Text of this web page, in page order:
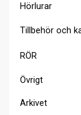
Hörlurar
Tillbehör och
RÖR
Övrigt
Arkivet